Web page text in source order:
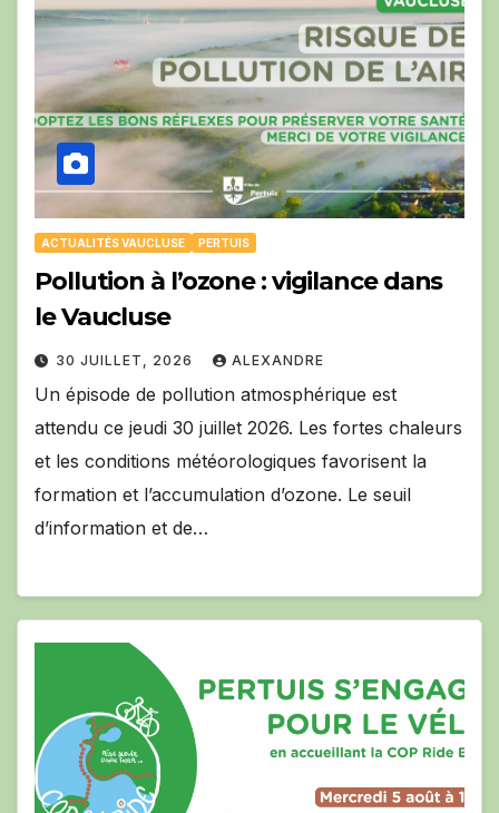
ACTUALITÉS VAUCLUSE PERTUIS
Pollution à l’ozone : vigilance dans
le Vaucluse
30 JUILLET, 2026 ALEXANDRE
Un épisode de pollution atmosphérique est
attendu ce jeudi 30 juillet 2026. Les fortes chaleurs
et les conditions météorologiques favorisent la
formation et l’accumulation d’ozone. Le seuil
d’information et de…